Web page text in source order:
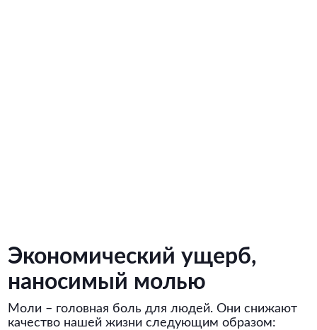
Экономический ущерб,
наносимый молью
Моли – головная боль для людей. Они снижают
качество нашей жизни следующим образом: